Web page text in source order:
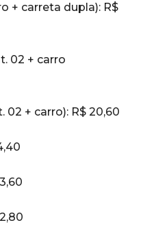
+ carreta dupla): R$
02 + carro
02 + carro): R$ 20,60